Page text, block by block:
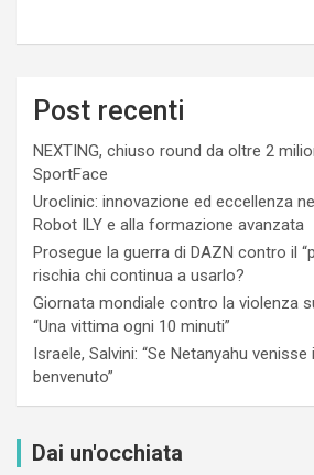
Post recenti
NEXTING, chiuso round da oltre 2
SportFace
Uroclinic: innovazione ed eccellenza
Robot ILY e alla formazione avanzata
Prosegue la guerra di DAZN contro il
rischia chi continua a usarlo?
Giornata mondiale contro la violenza
“Una vittima ogni 10 minuti”
Israele, Salvini: “Se Netanyahu
benvenuto”
Dai un'occhiata